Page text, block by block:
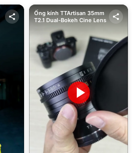
Ống kính TTArtisan 35mm
T2.1 Dual-Bokeh Cine Lens